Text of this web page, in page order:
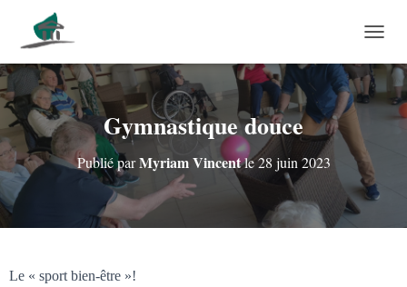
Gymnastique douce
Publié parMyriam Vincentle28 juin 2023
Le « sport bien-être »!